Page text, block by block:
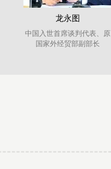
李礼辉
中国互联网金融协会区块链
研究工作组组长、中国银行